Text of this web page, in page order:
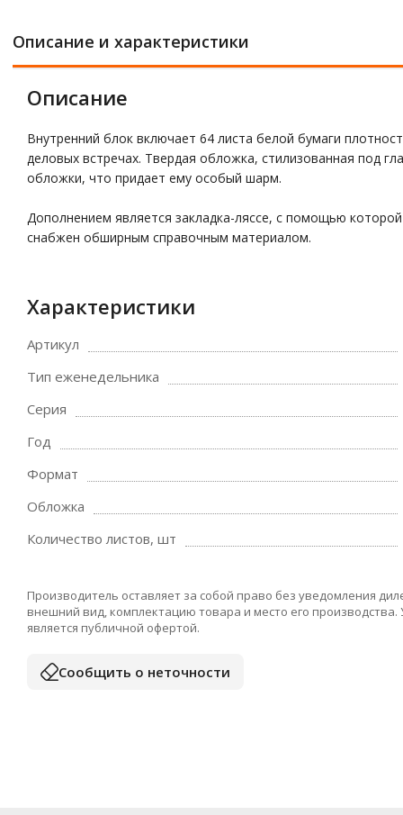
Описание и характеристики
Описание
Внутренний блок включает 64 листа белой бумаги
деловых встречах. Твердая обложка, стилизованная под
обложки, что придает ему особый шарм.
Дополнением является закладка-ляссе, с помощью
снабжен обширным справочным материалом.
Характеристики
Артикул
Тип еженедельника
Серия
Год
Формат
Обложка
Количество листов, шт
Производитель оставляет за собой право без уведомления
внешний вид, комплектацию товара и место его
является публичной офертой.
Сообщить о неточности